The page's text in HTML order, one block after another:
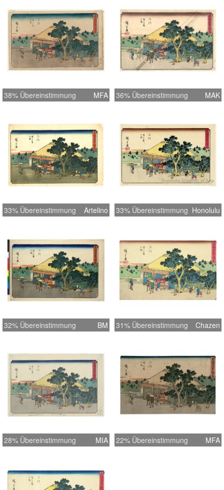
38% Übereinstimmung MFA 36% Übereinstimmung MAK
33% Übereinstimmung Artelino 33% Übereinstimmung Honolulu
32% Übereinstimmung BM 31% Übereinstimmung Chazen
28% Übereinstimmung MIA 22% Übereinstimmung MFA